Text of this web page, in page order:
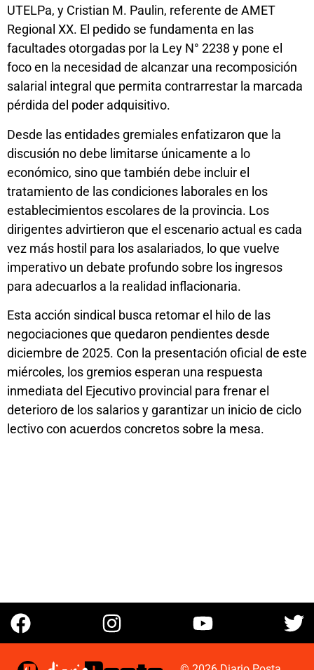
UTELPa, y Cristian M. Paulin, referente de AMET
Regional XX. El pedido se fundamenta en las
facultades otorgadas por la Ley N° 2238 y pone el
foco en la necesidad de alcanzar una recomposición
salarial integral que permita contrarrestar la marcada
pérdida del poder adquisitivo.
Desde las entidades gremiales enfatizaron que la
discusión no debe limitarse únicamente a lo
económico, sino que también debe incluir el
tratamiento de las condiciones laborales en los
establecimientos escolares de la provincia. Los
dirigentes advirtieron que el escenario actual es cada
vez más hostil para los asalariados, lo que vuelve
imperativo un debate profundo sobre los ingresos
para adecuarlos a la realidad inflacionaria.
Esta acción sindical busca retomar el hilo de las
negociaciones que quedaron pendientes desde
diciembre de 2025. Con la presentación oficial de este
miércoles, los gremios esperan una respuesta
inmediata del Ejecutivo provincial para frenar el
deterioro de los salarios y garantizar un inicio de ciclo
lectivo con acuerdos concretos sobre la mesa.